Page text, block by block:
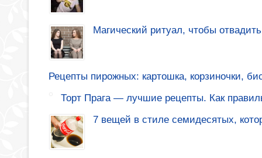
Магический ритуал, чтобы
Рецепты пирожных: картошка, корзиночки,
Торт Прага — лучшие рецепты. Как
7 вещей в стиле семидесятых,